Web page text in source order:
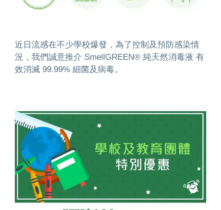
近日流感在不少學校爆發，為了控制及預防感染情
況，我們誠意推介 SmellGREEN® 純天然消毒液 有
效消滅 99.99% 細菌及病毒。